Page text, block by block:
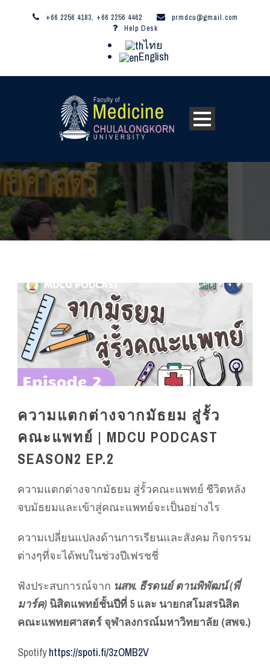
+66 2256 4183, +66 2256 4462
prmdcu@gmail.com
Help Desk
ไทย
English
ความแตกต่างจากมัธยม สู่รั้ว
คณะแพทย์ | MDCU PODCAST
SEASON2 EP.2
ความแตกต่างจากมัธยม สู่รั้วคณะแพทย์ ชีวิตหลัง
จบมัธยมและเข้าสู่คณะแพทย์จะเป็นอย่างไร
ความเปลี่ยนแปลงด้านการเรียนและสังคม กิจกรรม
ต่างๆที่จะได้พบในช่วงปีเฟรชชี่
ฟังประสบการณ์จาก นสพ. ธีรดนย์ ตานพิพัฒน์ (พี่
มาร์ค) นิสิตแพทย์ชั้นปีที่ 5 และ นายกสโมสรนิสิต
คณะแพทยศาสตร์ จุฬาลงกรณ์มหาวิทยาลัย (สพจ.)
Spotifyhttps://spoti.fi/3zOMB2V